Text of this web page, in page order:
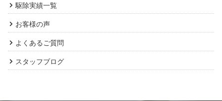
駆除実績一覧
お客様の声
よくあるご質問
スタッフブログ